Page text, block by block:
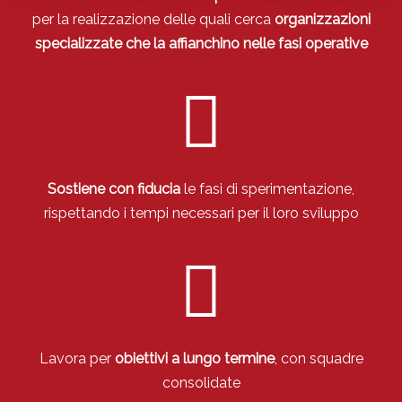
per la realizzazione delle quali cerca organizzazioni
specializzate che la affianchino nelle fasi operative
Sostiene con fiducia le fasi di sperimentazione,
rispettando i tempi necessari per il loro sviluppo
Lavora per obiettivi a lungo termine, con squadre
consolidate